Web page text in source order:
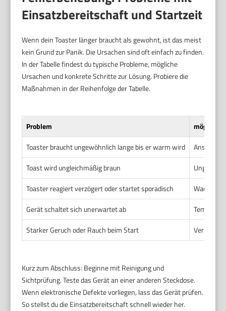
Einsatzbereitschaft und Startzeit
Wenn dein Toaster länger braucht als gewohnt, ist das meist
kein Grund zur Panik. Die Ursachen sind oft einfach zu finden.
In der Tabelle findest du typische Probleme, mögliche
Ursachen und konkrete Schritte zur Lösung. Probiere die
Maßnahmen in der Reihenfolge der Tabelle.
Problem
mögliche
Toaster braucht ungewöhnlich lange bis er warm wird
Toast wird ungleichmäßig braun
Toaster reagiert verzögert oder startet sporadisch
Gerät schaltet sich unerwartet ab
Starker Geruch oder Rauch beim Start
Kurz zum Abschluss: Beginne mit Reinigung und
Sichtprüfung. Teste das Gerät an einer anderen Steckdose.
Wenn elektronische Defekte vorliegen, lass das Gerät prüfen.
So stellst du die Einsatzbereitschaft schnell wieder her.